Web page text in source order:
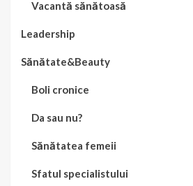
Vacantă sănătoasă
Leadership
Sănătate&Beauty
Boli cronice
Da sau nu?
Sănătatea femeii
Sfatul specialistului